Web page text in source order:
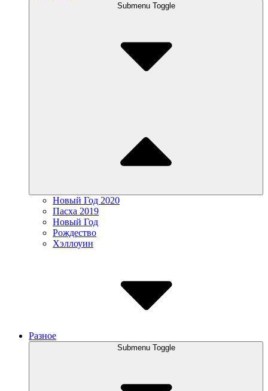
Submenu Toggle
Новый Год 2020
Пасха 2019
Новый Год
Рождество
Хэллоуин
Разное
Submenu Toggle